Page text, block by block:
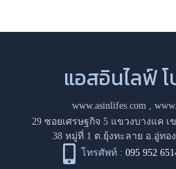
แอสอินไลฟ์
www.asinlifes.com,
29 ซอยเศรษฐกิจ 5 แขวงบางแค เ
38 หมู่ที่ 1 ต.ยุ้งทะลาย อ.อู่ทอ
โทรศัพท์ : 095 952